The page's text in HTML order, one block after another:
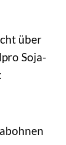
über
Soja-